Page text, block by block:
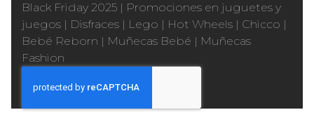
Black Friday 2025 | Promociones en juguetes y
juegos | Disfraces | Lego | Hot Wheels | Chicco |
Bebé Reborn | Muñecas Bebé | Muñecas
Fashion